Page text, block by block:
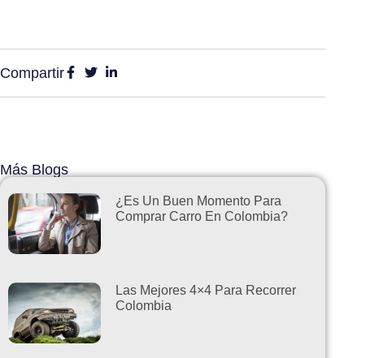
Compartir
Más Blogs
¿Es Un Buen Momento Para
Comprar Carro En Colombia?
Las Mejores 4×4 Para Recorrer
Colombia